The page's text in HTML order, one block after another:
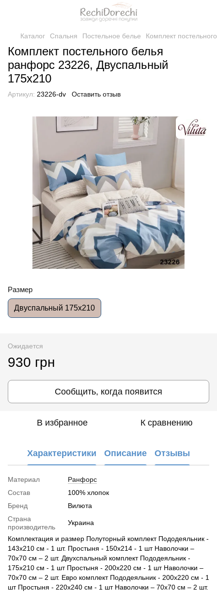
Каталог Спальня Постельное белье Комплект
Комплект постельного белья
ранфорс 23226, Двуспальный
175x210
Артикул: 23226-dv Оставить отзыв
Размер
Двуспальный 175x210
Ожидается
930 грн
Сообщить, когда появится
В избранное К сравнению
Характеристики Описание Отзывы
Материал
Ранфорс
Состав
100% хлопок
Бренд
Вилюта
Страна
производитель
Украина
Комплектация и размер Полуторный комплект Пододеяльник -
143x210 см - 1 шт. Простыня - 150x214 - 1 шт Наволочки –
70х70 см – 2 шт. Двухспальный комплект Пододеяльник -
175х210 см - 1 шт Простыня - 200х220 см - 1 шт Наволочки –
70х70 см – 2 шт. Евро комплект Пододеяльник - 200х220 см - 1
шт Простыня - 220х240 см - 1 шт Наволочки – 70х70 см – 2 шт.